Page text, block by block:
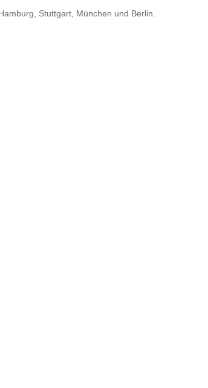
Stuttgart, München und Berlin.